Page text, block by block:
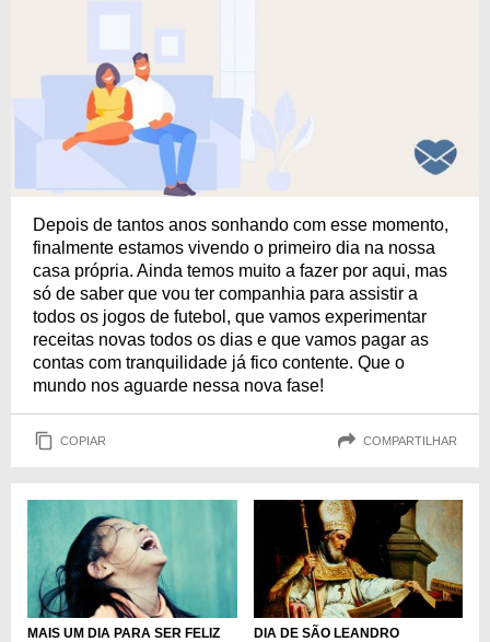
Depois de tantos anos sonhando com esse momento,
finalmente estamos vivendo o primeiro dia na nossa
casa própria. Ainda temos muito a fazer por aqui, mas
só de saber que vou ter companhia para assistir a
todos os jogos de futebol, que vamos experimentar
receitas novas todos os dias e que vamos pagar as
contas com tranquilidade já fico contente. Que o
mundo nos aguarde nessa nova fase!
COPIAR COMPARTILHAR
MAIS UM DIA PARA SER FELIZ DIA DE SÃO LEANDRO